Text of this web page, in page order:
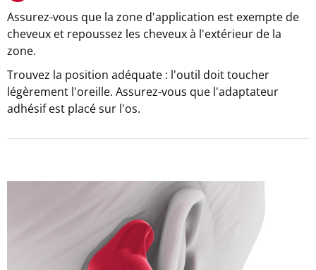
Assurez-vous que la zone d'application est exempte de
cheveux et repoussez les cheveux à l'extérieur de la
zone.
Trouvez la position adéquate : l'outil doit toucher
légèrement l'oreille. Assurez-vous que l'adaptateur
adhésif est placé sur l'os.